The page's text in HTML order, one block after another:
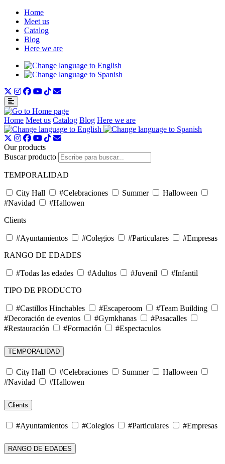
Home
Meet us
Catalog
Blog
Here we are
Home Meet us Catalog Blog Here we are
Our products
Buscar producto
TEMPORALIDAD
City Hall #Celebraciones Summer
Halloween
#Navidad
#Hallowen
Clients
#Ayuntamientos #Colegios #Particulares
#Empresas
RANGO DE EDADES
#Todas las edades #Adultos #Juvenil
#Infantil
TIPO DE PRODUCTO
#Castillos Hinchables #Escaperoom
#Team Building
#Decoración de eventos
#Gymkhanas
#Pasacalles
#Restauración
#Formación #Espectaculos
TEMPORALIDAD
City Hall #Celebraciones Summer
Halloween
#Navidad
#Hallowen
Clients
#Ayuntamientos #Colegios #Particulares #Empresas
RANGO DE EDADES